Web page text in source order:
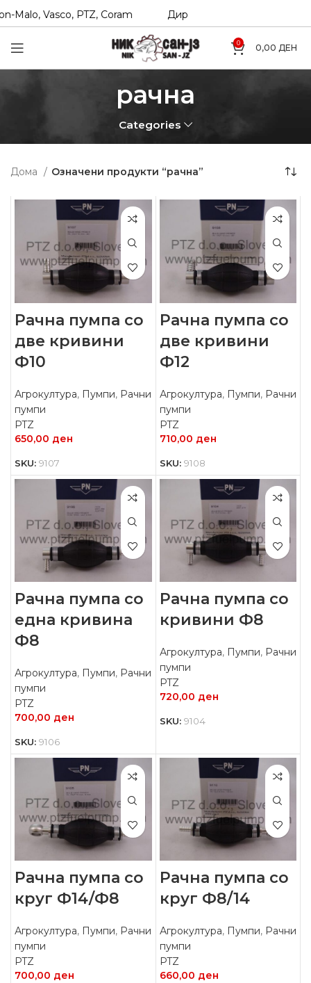
Vasco, PTZ, Coram Директни увозници на
0 0,00 ДЕН
рачна
Categories
Дома Означени продукти “рачна”
Рачна пумпа со
две кривини
Ф10
Агрокултура, Пумпи, Рачни
пумпи
PTZ
650,00 ден
SKU: 9107
Рачна пумпа со
две кривини
Ф12
Агрокултура, Пумпи, Рачни
пумпи
PTZ
710,00 ден
SKU: 9108
Рачна пумпа со
една кривина
Ф8
Агрокултура, Пумпи, Рачни
пумпи
PTZ
700,00 ден
SKU: 9106
Рачна пумпа со
кривини Ф8
Агрокултура, Пумпи, Рачни
пумпи
PTZ
720,00 ден
SKU: 9104
Рачна пумпа со
круг Ф14/Ф8
Агрокултура, Пумпи, Рачни
пумпи
PTZ
700,00 ден
Рачна пумпа со
круг Ф8/14
Агрокултура, Пумпи, Рачни
пумпи
PTZ
660,00 ден